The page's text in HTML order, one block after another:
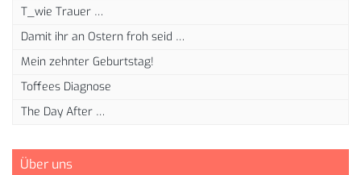
T_wie Trauer …
Damit ihr an Ostern froh seid …
Mein zehnter Geburtstag!
Toffees Diagnose
The Day After …
Über uns